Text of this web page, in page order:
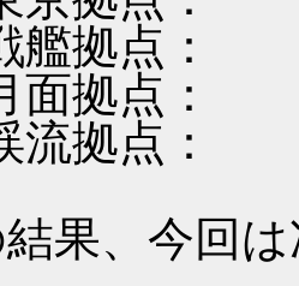
拠点：
拠点：
拠点：
果、今回